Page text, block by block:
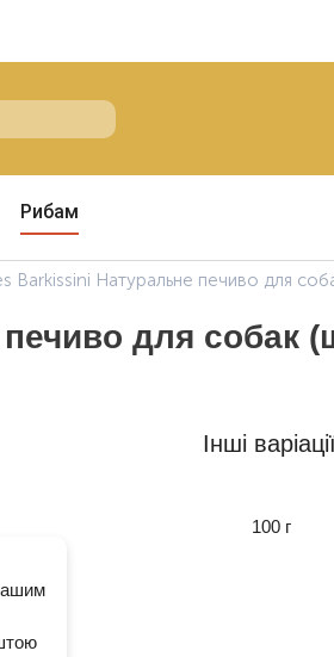
Рибам
Barkissini Натуральне печиво для
для собак
Інші
100 г